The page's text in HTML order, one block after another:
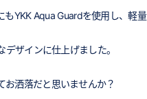
YKK Aqua Guardを使用し、軽
ザインに仕上げました。
お洒落だと思いませんか？